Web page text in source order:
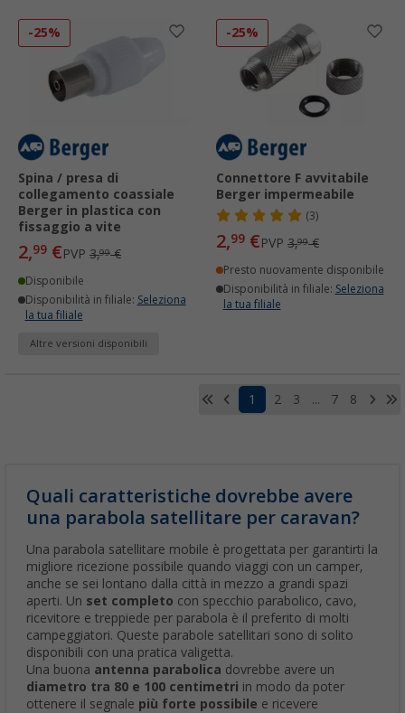
-25%
Spina / presa di
collegamento coassiale
Berger in plastica con
fissaggio a vite
2,99 €PVP 3,99€
Disponibile
Disponibilità in filiale: Seleziona
la tua filiale
Altre versioni disponibili
-25%
Connettore F avvitabile
Berger impermeabile
(3)
2,99 €PVP 3,99€
Presto nuovamente disponibile
Disponibilità in filiale: Seleziona
la tua filiale
1 2 3 ... 7 8
Quali caratteristiche dovrebbe avere
una parabola satellitare per caravan?
Una parabola satellitare mobile è progettata per garantirti la
migliore ricezione possibile quando viaggi con un camper,
anche se sei lontano dalla città in mezzo a grandi spazi
aperti. Un set completo con specchio parabolico, cavo,
ricevitore e treppiede per parabola è il preferito di molti
campeggiatori. Queste parabole satellitari sono di solito
disponibili con una pratica valigetta.
Una buona antenna parabolica dovrebbe avere un
diametro tra 80 e 100 centimetri in modo da poter
ottenere il segnale più forte possibile e ricevere